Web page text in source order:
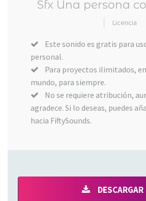
Sfx Una persona
Licencia
Este sonido es gratis para
personal.
Para proyectos ilimitados,
mundo, para siempre.
No se requiere atribución,
agradece. Si lo deseas, puedes
hacia FiftySounds.
DESCARGAR